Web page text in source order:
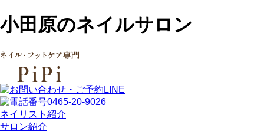
小田原のネイルサロン
ネイリスト紹介
サロン紹介